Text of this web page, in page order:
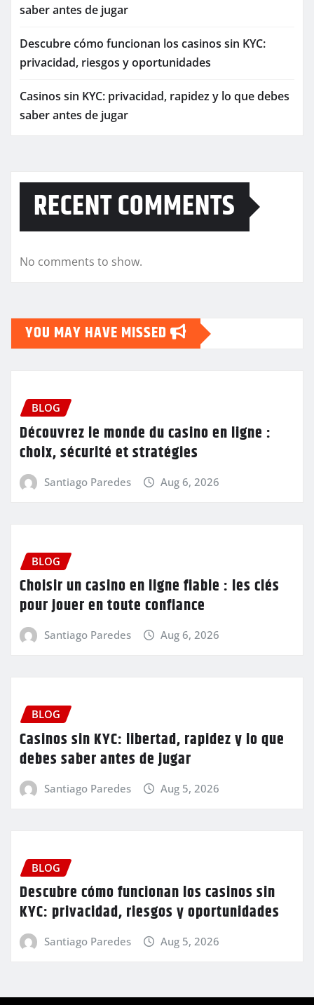
saber antes de jugar
Descubre cómo funcionan los casinos sin KYC:
privacidad, riesgos y oportunidades
Casinos sin KYC: privacidad, rapidez y lo que debes
saber antes de jugar
RECENT COMMENTS
No comments to show.
YOU MAY HAVE MISSED
BLOG
Découvrez le monde du casino en ligne :
choix, sécurité et stratégies
Santiago Paredes Aug 6, 2026
BLOG
Choisir un casino en ligne fiable : les clés
pour jouer en toute confiance
Santiago Paredes Aug 6, 2026
BLOG
Casinos sin KYC: libertad, rapidez y lo que
debes saber antes de jugar
Santiago Paredes Aug 5, 2026
BLOG
Descubre cómo funcionan los casinos sin
KYC: privacidad, riesgos y oportunidades
Santiago Paredes Aug 5, 2026